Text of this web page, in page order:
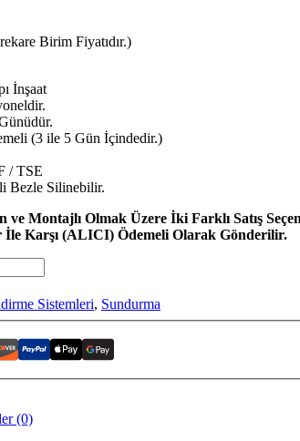
Birim Fiyatıdır.)
İnşaat
(3 ile 5 Gün İçindedir.)
/ TSE
Bezle Silinebilir.
ve Montajlı Olmak Üzere İki Farklı Satış
İle Karşı (ALICI) Ödemeli Olarak Gönderilir.
Sistemleri, Sundurma
(0)